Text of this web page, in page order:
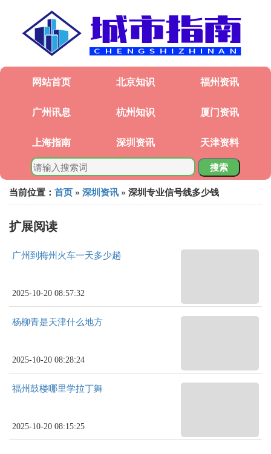
网站首页 北京知识 福州资讯
广州讯息 杭州知识 厦门资讯
上海指南 深圳资讯 天津资料
搜索
当前位置： 首页 » 深圳资讯 » 深圳专业信号线多少钱
扩展阅读
广州到梅州火车一天多少趟
2025-10-20 08:57:32
杨柳青是天津什么地方
2025-10-20 08:28:24
福州鼓楼哪里学拉丁舞
2025-10-20 08:15:25